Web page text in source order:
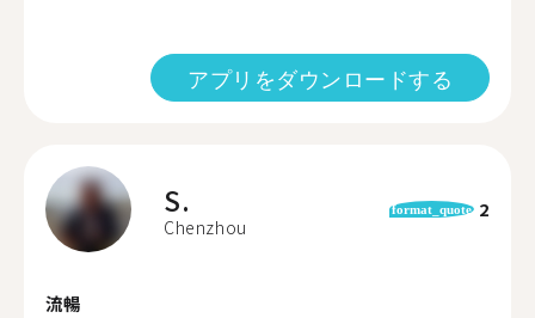
アプリをダウンロードする
S.
Chenzhou
format_quote 2
流暢